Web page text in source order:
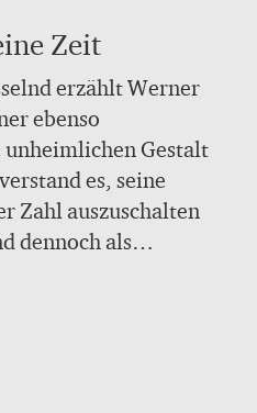
Zeit
erzählt Werner
ebenso
Gestalt
es, seine
Zahl auszuschalten
dennoch als
werden. In diesem
und Außenpolitik
der